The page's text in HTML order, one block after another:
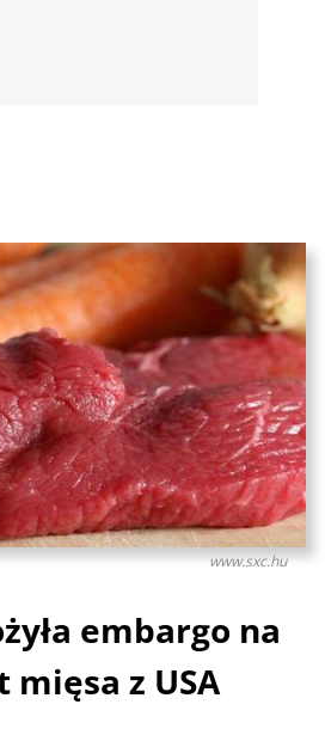
www.sxc.hu
embargo na
z USA